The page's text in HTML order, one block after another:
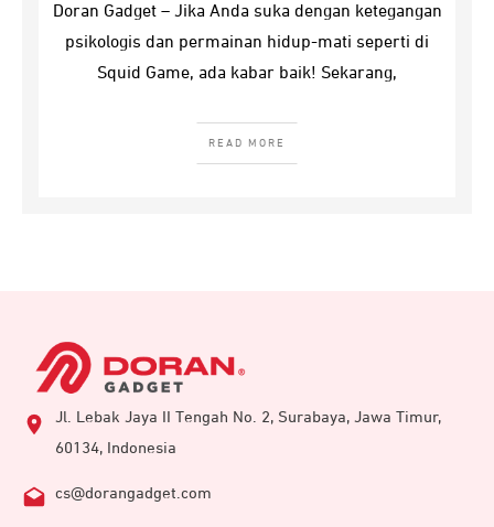
Doran Gadget – Jika Anda suka dengan ketegangan
psikologis dan permainan hidup-mati seperti di
Squid Game, ada kabar baik! Sekarang,
READ MORE
Jl. Lebak Jaya II Tengah No. 2, Surabaya, Jawa Timur,
60134, Indonesia
cs@dorangadget.com